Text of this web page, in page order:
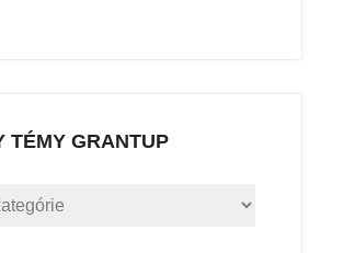
TÉMY GRANTUP